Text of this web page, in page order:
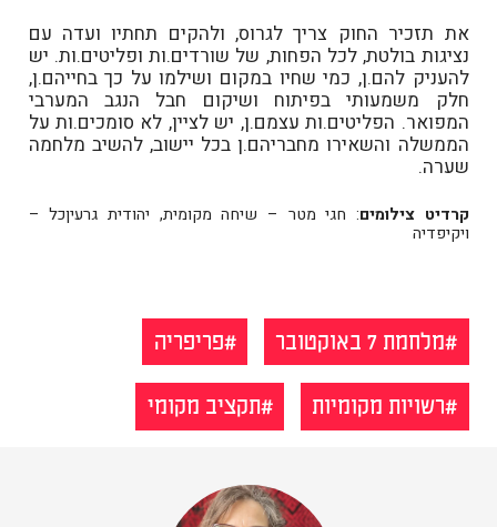
את תזכיר החוק צריך לגרוס, ולהקים תחתיו ועדה עם
נציגות בולטת, לכל הפחות, של שורדים.ות ופליטים.ות. יש
להעניק להם.ן, כמי שחיו במקום ושילמו על כך בחייהם.ן,
חלק משמעותי בפיתוח ושיקום חבל הנגב המערבי
המפואר. הפליטים.ות עצמם.ן, יש לציין, לא סומכים.ות על
הממשלה והשאירו מחבריהם.ן בכל יישוב, להשיב מלחמה
שערה.
קרדיט צילומים: חגי מטר – שיחה מקומית, יהודית גרעיןכל –
ויקיפדיה
מלחמת 7 באוקטובר
פריפריה
רשויות מקומיות
תקציב מקומי